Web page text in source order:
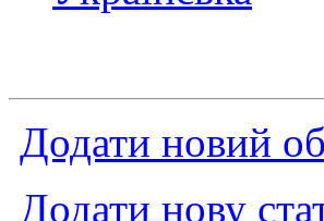
Додати новий
Додати нову